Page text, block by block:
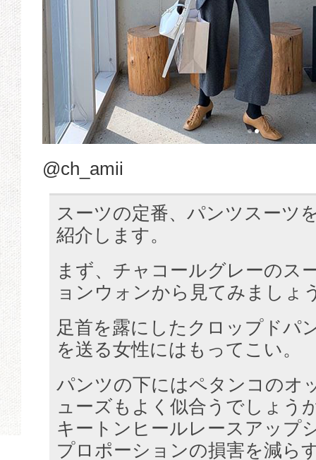
@ch_amii
スーツの定番、パンツスーツ
紹介します。
まず、チャコールグレーのス
ョンウォンから見てみましょ
足首を露にしたクロップドパ
を送る女性にはもってこい。
パンツの下にはペタンコのオ
ューズもよく似合うでしょう
キートンヒールレースアップ
プロポーションの損害を減ら